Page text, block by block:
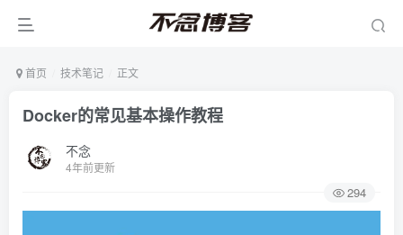
首页 技术笔记 正文
Docker的常见基本操作教程
不念
4年前更新
294